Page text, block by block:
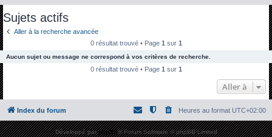
c
e
r
Sujets actifs
Aller à la recherche avancée
0 résultat trouvé • Page 1 sur 1
Aucun sujet ou message ne correspond à vos critères de recherche.
0 résultat trouvé • Page 1 sur 1
Aller à
Index du forum Heures au format UTC+02:00
Développé parphpBB® Forum Software © phpBB Limited